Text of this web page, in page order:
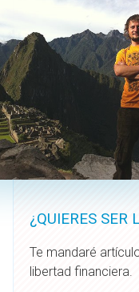
¿QUIERES SER
Te mandaré
libertad financiera.